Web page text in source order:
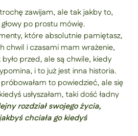
zawijam, ale tak jakby to,
po prostu mówię.
które absolutnie pamiętasz,
chwil i czasami mam wrażenie,
przed, ale są chwile, kiedy
i to już jest inna historia.
to powiedzieć, ale się
usłyszałam, taki dość ładny
rozdział swojego życia,
chciała go kiedyś